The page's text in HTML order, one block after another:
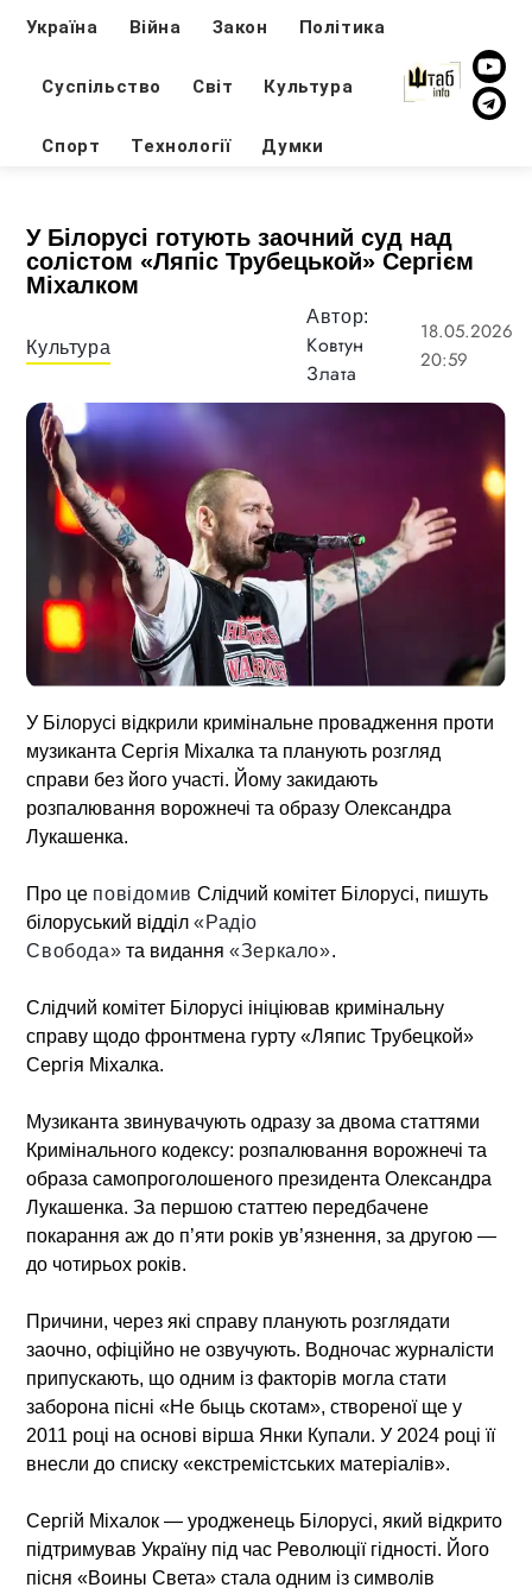
Україна Війна Закон Політика
Суспільство Світ Культура
Спорт Технології Думки
У Білорусі готують заочний суд над
солістом «Ляпіс Трубецькой» Сергієм
Міхалком
Культура
Автор:
Ковтун
Злата
18.05.2026
20:59
У Білорусі відкрили кримінальне провадження проти
музиканта Сергія Міхалка та планують розгляд
справи без його участі. Йому закидають
розпалювання ворожнечі та образу Олександра
Лукашенка.
Про це повідомив Слідчий комітет Білорусі, пишуть
білоруський відділ«Радіо
Свобода» та видання«Зеркало».
Слідчий комітет Білорусі ініціював кримінальну
справу щодо фронтмена гурту «Ляпис Трубецкой»
Сергія Міхалка.
Музиканта звинувачують одразу за двома статтями
Кримінального кодексу: розпалювання ворожнечі та
образа самопроголошеного президента Олександра
Лукашенка. За першою статтею передбачене
покарання аж до п’яти років ув’язнення, за другою —
до чотирьох років.
Причини, через які справу планують розглядати
заочно, офіційно не озвучують. Водночас журналісти
припускають, що одним із факторів могла стати
заборона пісні «Не быць скотам», створеної ще у
2011 році на основі вірша Янки Купали. У 2024 році її
внесли до списку «екстремістських матеріалів».
Сергій Міхалок — уродженець Білорусі, який відкрито
підтримував Україну під час Революції гідності. Його
пісня «Воины Света» стала одним із символів